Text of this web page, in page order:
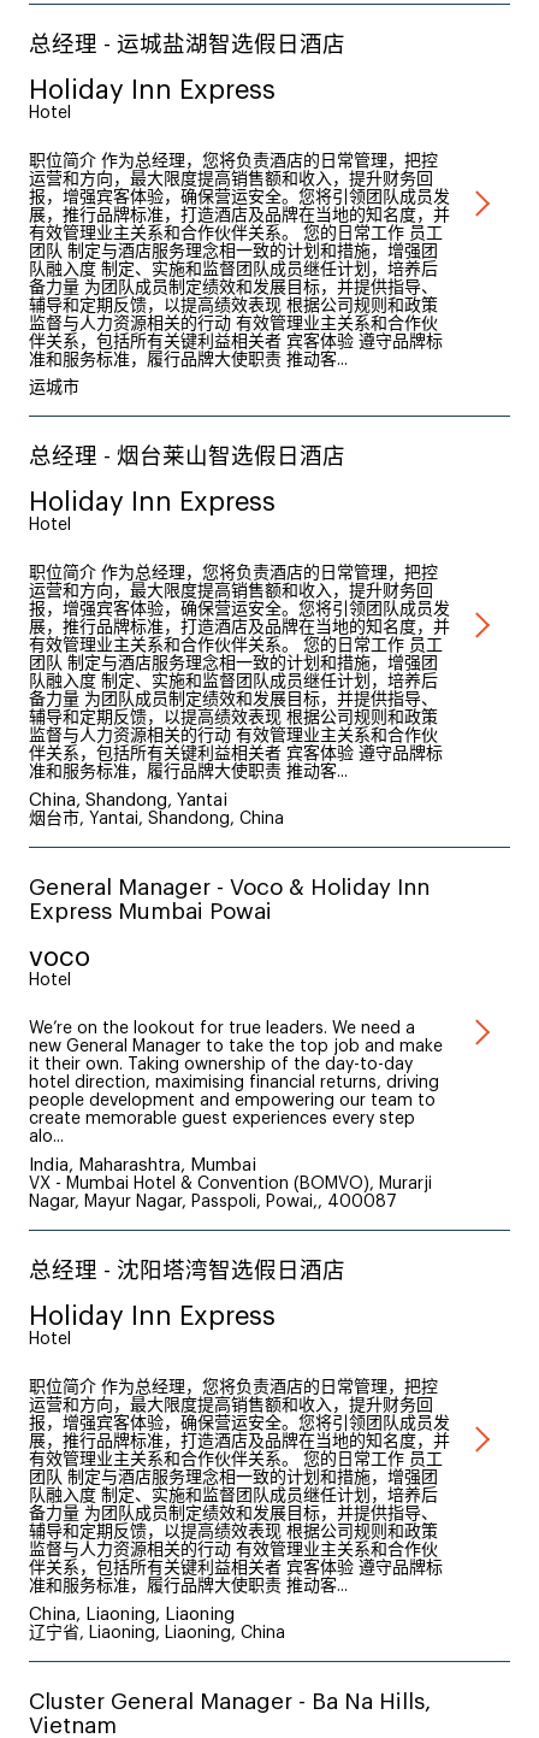
总经理 - 运城盐湖智选假日酒店
Holiday Inn Express
Hotel
职位简介 作为总经理，您将负责酒店的日常管理，把控
运营和方向，最大限度提高销售额和收入，提升财务回
报，增强宾客体验，确保营运安全。您将引领团队成员发
展，推行品牌标准，打造酒店及品牌在当地的知名度，并
有效管理业主关系和合作伙伴关系。 您的日常工作 员工
团队 制定与酒店服务理念相一致的计划和措施，增强团
队融入度 制定、实施和监督团队成员继任计划，培养后
备力量 为团队成员制定绩效和发展目标，并提供指导、
辅导和定期反馈，以提高绩效表现 根据公司规则和政策
监督与人力资源相关的行动 有效管理业主关系和合作伙
伴关系，包括所有关键利益相关者 宾客体验 遵守品牌标
准和服务标准，履行品牌大使职责 推动客...
运城市
总经理 - 烟台莱山智选假日酒店
Holiday Inn Express
Hotel
职位简介 作为总经理，您将负责酒店的日常管理，把控
运营和方向，最大限度提高销售额和收入，提升财务回
报，增强宾客体验，确保营运安全。您将引领团队成员发
展，推行品牌标准，打造酒店及品牌在当地的知名度，并
有效管理业主关系和合作伙伴关系。 您的日常工作 员工
团队 制定与酒店服务理念相一致的计划和措施，增强团
队融入度 制定、实施和监督团队成员继任计划，培养后
备力量 为团队成员制定绩效和发展目标，并提供指导、
辅导和定期反馈，以提高绩效表现 根据公司规则和政策
监督与人力资源相关的行动 有效管理业主关系和合作伙
伴关系，包括所有关键利益相关者 宾客体验 遵守品牌标
准和服务标准，履行品牌大使职责 推动客...
China, Shandong, Yantai
烟台市, Yantai, Shandong, China
General Manager - Voco & Holiday Inn
Express Mumbai Powai
voco
Hotel
We’re on the lookout for true leaders. We need a
new General Manager to take the top job and make
it their own. Taking ownership of the day-to-day
hotel direction, maximising financial returns, driving
people development and empowering our team to
create memorable guest experiences every step
alo...
India, Maharashtra, Mumbai
VX - Mumbai Hotel & Convention (BOMVO), Murarji
Nagar, Mayur Nagar, Passpoli, Powai,, 400087
总经理 - 沈阳塔湾智选假日酒店
Holiday Inn Express
Hotel
职位简介 作为总经理，您将负责酒店的日常管理，把控
运营和方向，最大限度提高销售额和收入，提升财务回
报，增强宾客体验，确保营运安全。您将引领团队成员发
展，推行品牌标准，打造酒店及品牌在当地的知名度，并
有效管理业主关系和合作伙伴关系。 您的日常工作 员工
团队 制定与酒店服务理念相一致的计划和措施，增强团
队融入度 制定、实施和监督团队成员继任计划，培养后
备力量 为团队成员制定绩效和发展目标，并提供指导、
辅导和定期反馈，以提高绩效表现 根据公司规则和政策
监督与人力资源相关的行动 有效管理业主关系和合作伙
伴关系，包括所有关键利益相关者 宾客体验 遵守品牌标
准和服务标准，履行品牌大使职责 推动客...
China, Liaoning, Liaoning
辽宁省, Liaoning, Liaoning, China
Cluster General Manager - Ba Na Hills,
Vietnam